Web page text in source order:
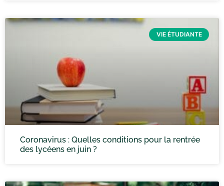
VIE ÉTUDIANTE
Coronavirus : Quelles conditions pour la rentrée
des lycéens en juin ?